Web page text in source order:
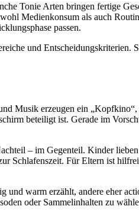
Tonie Arten bringen fertige
Medienkonsum als auch
passen.
und Entscheidungskriterien.
Musik erzeugen ein
beteiligt ist. Gerade im
– im Gegenteil. Kinder
Schlafenszeit. Für Eltern ist
warm erzählt, andere eher
oder Sammelinhalten zu